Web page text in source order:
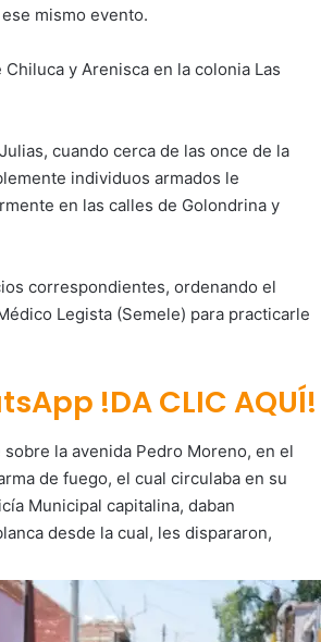
mismo evento.
y Arenisca en la colonia Las
cuando cerca de las once de la
individuos armados le
en las calles de Golondrina y
correspondientes, ordenando el
Legista (Semele) para practicarle
!DA CLIC AQUÍ!
la avenida Pedro Moreno, en el
de fuego, el cual circulaba en su
Municipal capitalina, daban
desde la cual, les dispararon,